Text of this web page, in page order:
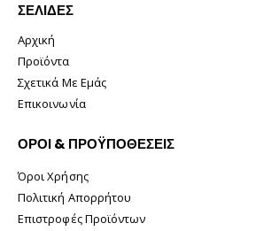
ΣΕΛΊΔΕΣ
Αρχική
Προϊόντα
Σχετικά Με Εμάς
Επικοινωνία
ΟΡΟΙ & ΠΡΟΫΠΟΘΕΣΕΙΣ
Όροι Χρήσης
Πολιτική Απορρήτου
Επιστροφές Προϊόντων